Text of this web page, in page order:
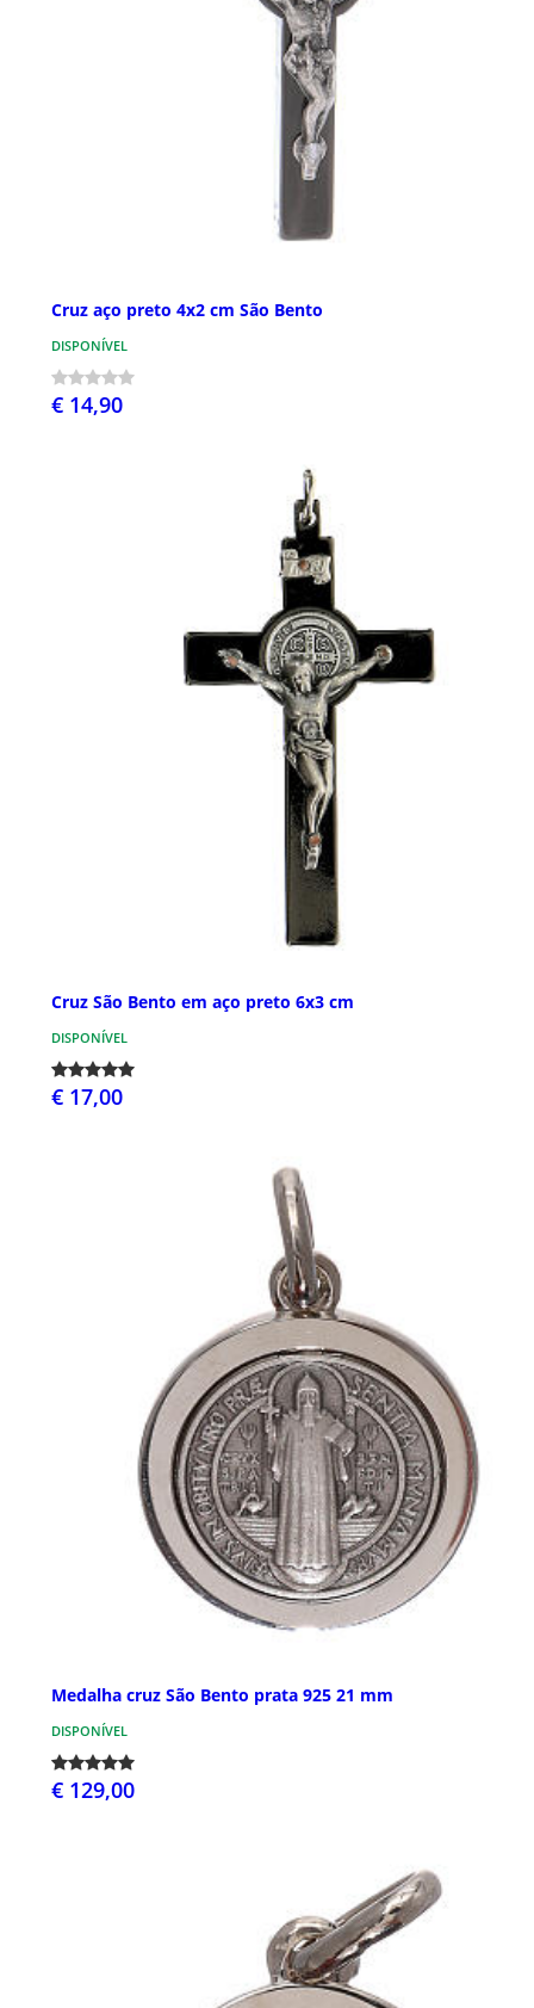
Cruz aço preto 4x2 cm São Bento
DISPONÍVEL
€ 14,90
Cruz São Bento em aço preto 6x3 cm
DISPONÍVEL
€ 17,00
Medalha cruz São Bento prata 925 21 mm
DISPONÍVEL
€ 129,00